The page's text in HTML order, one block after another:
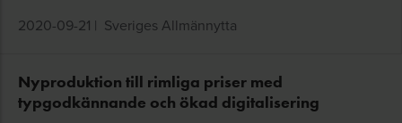
2020-09-21 | Sveriges Allmännytta
Nyproduktion till rimliga priser med
typgodkännande och ökad digitalisering